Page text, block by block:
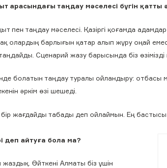
арасындағы таңдау мәселесі бүгін қатты
пен таңдау мәселесі. Қазіргі қоғамда
олардың барлығын қатар алып жүру оңай
Сценарий жазу барысында біз өзімізді
болатын таңдау туралы ойландыру:
әркім өзі шешеді.
жағдайды табады деп ойлаймын. Ең
деп айтуға бола ма?
Өйткені Алматы біз үшін